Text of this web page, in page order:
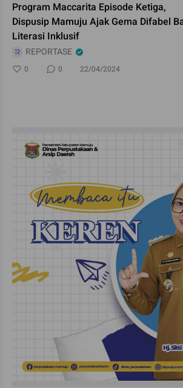
Program Maccarita Episode Ketiga,
Dispusip Mamuju Ajak Gema Difabel
Literasi Inklusif
REPORTASE
0 0 22/04/2024